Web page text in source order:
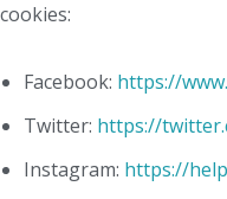
cookies:
Facebook: https://
Twitter: https://
Instagram: https://